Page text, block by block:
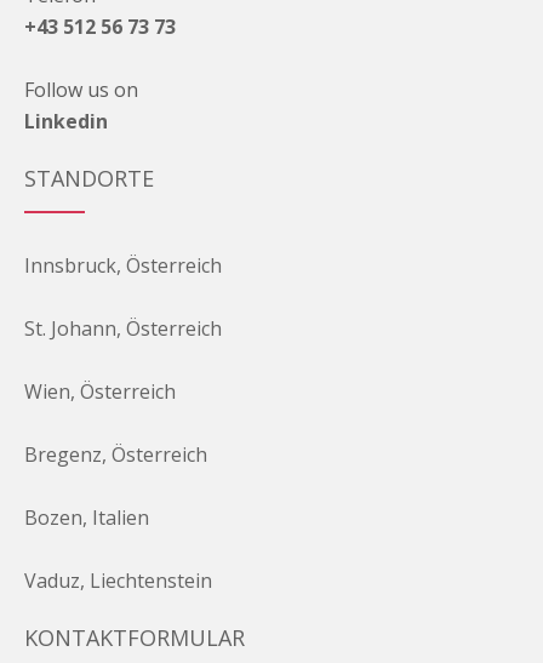
+43 512 56 73 73
Follow us on
Linkedin
STANDORTE
Innsbruck, Österreich
St. Johann, Österreich
Wien, Österreich
Bregenz, Österreich
Bozen, Italien
Vaduz, Liechtenstein
KONTAKTFORMULAR